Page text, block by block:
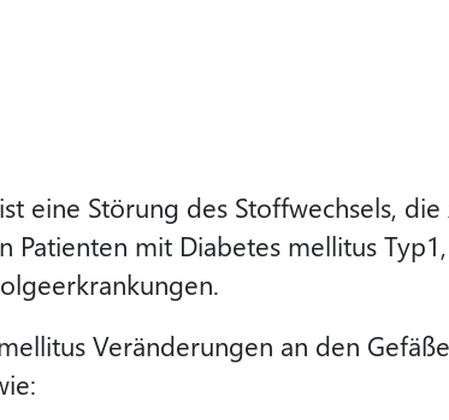
eine Störung des Stoffwechsels,
mit Diabetes mellitus
Veränderungen an den